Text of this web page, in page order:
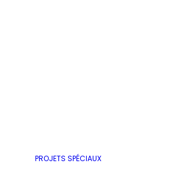
PROJETS SPÉCIAUX